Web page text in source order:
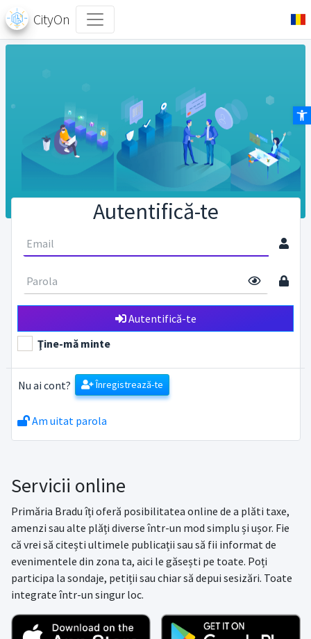
CityOn
Servicii online
Primăria Bradu îți oferă posibilitatea online de a plăti taxe,
amenzi sau alte plăți diverse într-un mod simplu și ușor. Fie
că vrei să citești ultimele publicații sau să fii informat de
evenimentele din zona ta, aici le găsești pe toate. Poți
participa la sondaje, petiții sau chiar să depui sesizări. Toate
integrate într-un singur loc.
Autentifică-te
Ţine-mă minte
Autentifică-te
Nu ai cont? Înregistrează-te
Am uitat parola